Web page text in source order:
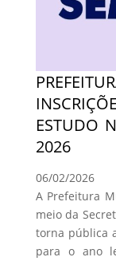
ESTUDO
2026
06/02/2026
A Prefeitura
meio da
torna pública
para o ano